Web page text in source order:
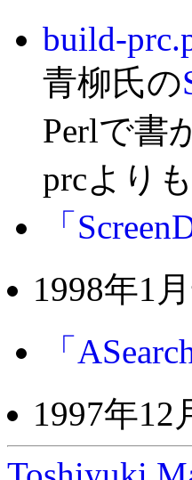
build-
青柳氏の
Perlで書
prcより
「
1998年1
「
1997年12